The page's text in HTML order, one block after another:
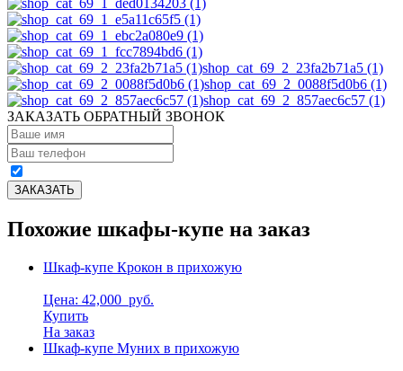
shop_cat_69_2_23fa2b71a5 (1)
shop_cat_69_2_0088f5d0b6 (1)
shop_cat_69_2_857aec6c57 (1)
ЗАКАЗАТЬ ОБРАТНЫЙ ЗВОНОК
Похожие шкафы-купе на заказ
Шкаф-купе Крокон в прихожую
Цена: 42,000 руб.
Купить
На заказ
Шкаф-купе Муних в прихожую